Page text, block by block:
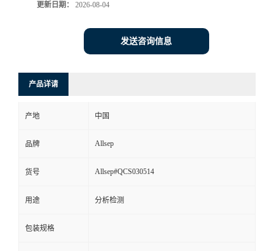
更新日期： 2026-08-04
发送咨询信息
产品详请
产地 中国
品牌 Allsep
货号 Allsep#QCS030514
用途 分析检测
包装规格